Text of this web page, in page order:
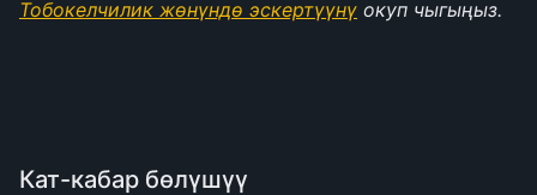
Тобокелчилик жөнүндө эскертүүнү окуп чыгыңыз.
Кат-кабар бөлүшүү